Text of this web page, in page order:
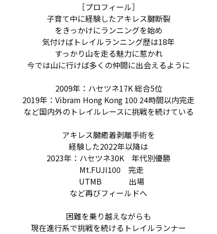
［プロフィール］
子育て中に経験したアキレス腱断裂
をきっかけにランニングを始め
気付けばトレイルランニング歴は18年
すっかり山を走る魅力に惹かれ
今では山に行けば多くの仲間に出会えるように
2009年：ハセツネ17K 総合5位
2019年：Vibram Hong Kong 100 24時間以内完走
など国内外のトレイルレースに挑戦を続けている
アキレス腱癒着剥離手術を
経験した2022年以降は
2023年：ハセツネ30K 年代別優勝
Mt.FUJI100 完走
UTMB 出場
など再びフィールドへ
困難を乗り越えながらも
現在進行系で挑戦を続けるトレイルランナー